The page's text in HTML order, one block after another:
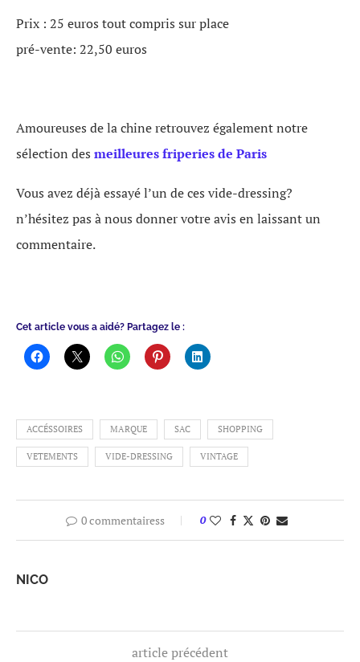
Prix : 25 euros tout compris sur place
pré-vente: 22,50 euros
Amoureuses de la chine retrouvez également notre
sélection des meilleures friperies de Paris
Vous avez déjà essayé l’un de ces vide-dressing?
n’hésitez pas à nous donner votre avis en laissant un
commentaire.
Cet article vous a aidé? Partagez le :
ACCÉSSOIRES MARQUE SAC SHOPPING
VETEMENTS VIDE-DRESSING VINTAGE
0 commentairess 0
NICO
article précédent